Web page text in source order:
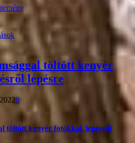
töltött kenyér
lépésre
0
töltött kenyér fotókkal, lépésről